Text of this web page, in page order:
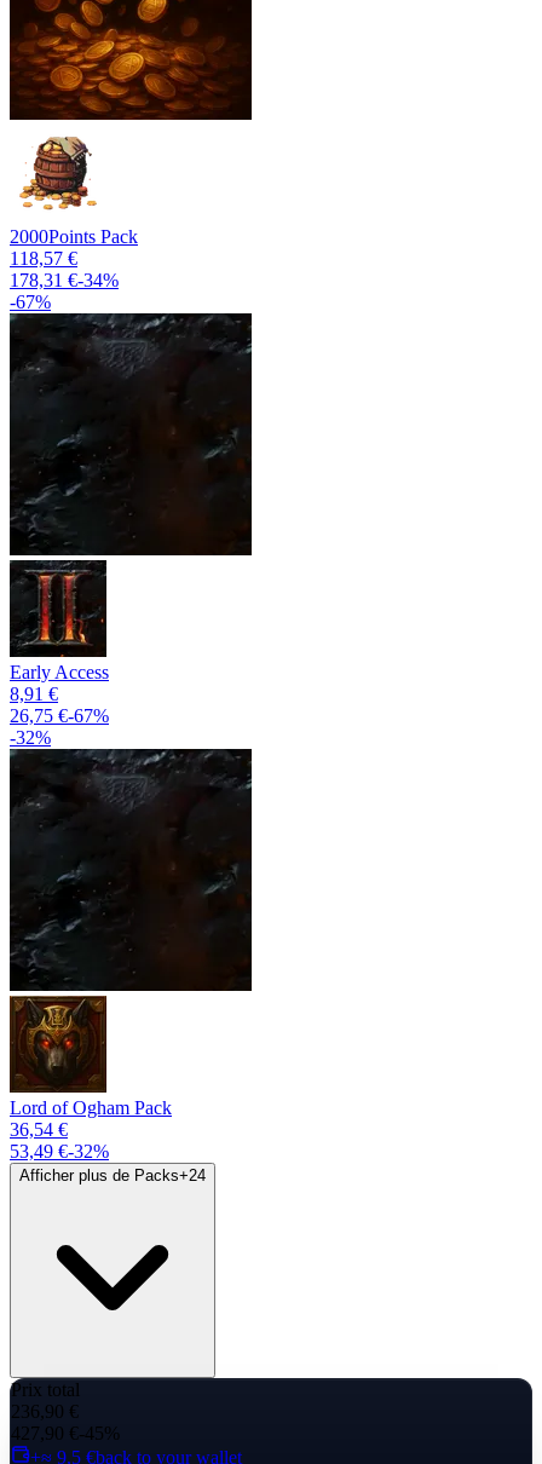
2000Points Pack
118,57 €
178,31 €-34%
-67%
Early Access
8,91 €
26,75 €-67%
-32%
Lord of Ogham Pack
36,54 €
53,49 €-32%
Afficher plus de Packs+24
Prix total
236,90 €
427,90 €-45%
+≈ 9,5 €back to your wallet